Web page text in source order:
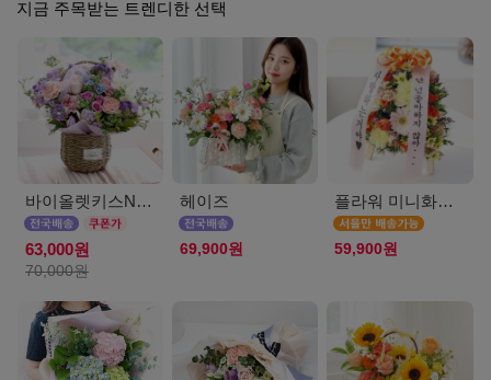
지금 주목받는 트렌디한 선택
바이올렛키스NEW
63,000원
70,000원
헤이즈
69,900원
플라워 미니화환 A(서울)
59,900원